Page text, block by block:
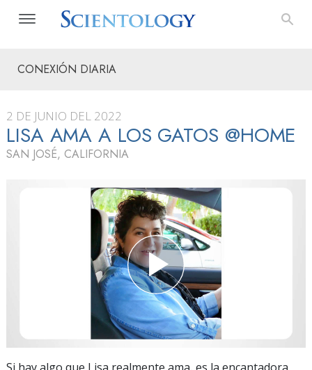
CONEXIÓN DIARIA
2 DE JUNIO DEL 2022
LISA AMA A LOS GATOS @HOME
SAN JOSÉ, CALIFORNIA